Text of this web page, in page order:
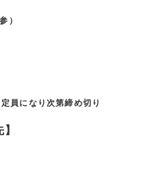
）
定員になり次第締め切り